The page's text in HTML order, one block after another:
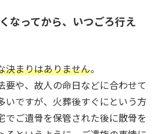
なってから、いつごろ行え
決まりはありません。
要や、故人の命日などに合わせて
いですが、火葬後すぐにという方
でご遺骨を保管された後に散骨を